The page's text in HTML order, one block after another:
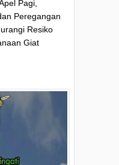
Pagi,
Peregangan
Resiko
Giat